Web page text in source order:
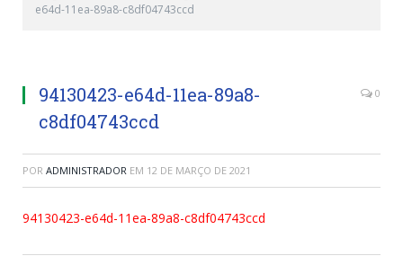
e64d-11ea-89a8-c8df04743ccd
94130423-e64d-11ea-89a8-
c8df04743ccd
0
POR ADMINISTRADOR EM 12 DE MARÇO DE 2021
94130423-e64d-11ea-89a8-c8df04743ccd